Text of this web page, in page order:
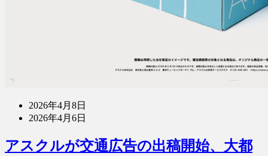
2026年4月8日
2026年4月6日
アスクルが交通広告の出稿開始、大都